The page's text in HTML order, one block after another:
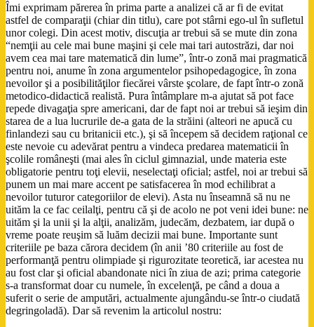
Îmi exprimam părerea în prima parte a analizei că ar fi de evitat
astfel de comparaţii (chiar din titlu), care pot stârni ego-ul în sufletul
unor colegi. Din acest motiv, discuţia ar trebui să se mute din zona
“nemţii au cele mai bune maşini şi cele mai tari autostrăzi, dar noi
avem cea mai tare matematică din lume”, într-o zonă mai pragmatică
pentru noi, anume în zona argumentelor psihopedagogice, în zona
nevoilor şi a posibilităţilor fiecărei vârste şcolare, de fapt într-o zonă
metodico-didactică realistă. Pura întâmplare m-a ajutat să pot face
repede divagaţia spre americani, dar de fapt noi ar trebui să ieşim din
starea de a lua lucrurile de-a gata de la străini (alteori ne apucă cu
finlandezi sau cu britanicii etc.), şi să începem să decidem raţional ce
este nevoie cu adevărat pentru a vindeca predarea matematicii în
şcolile româneşti (mai ales în ciclul gimnazial, unde materia este
obligatorie pentru toţi elevii, neselectaţi oficial; astfel, noi ar trebui să
punem un mai mare accent pe satisfacerea în mod echilibrat a
nevoilor tuturor categoriilor de elevi). Asta nu înseamnă să nu ne
uităm la ce fac ceilalţi, pentru că şi de acolo ne pot veni idei bune: ne
uităm şi la unii şi la alţii, analizăm, judecăm, dezbatem, iar după o
vreme poate reuşim să luăm decizii mai bune. Importante sunt
criteriile pe baza cărora decidem (în anii ’80 criteriile au fost de
performanţă pentru olimpiade şi rigurozitate teoretică, iar acestea nu
au fost clar şi oficial abandonate nici în ziua de azi; prima categorie
s-a transformat doar cu numele, în excelenţă, pe când a doua a
suferit o serie de amputări, actualmente ajungându-se într-o ciudată
degringoladă). Dar să revenim la articolul nostru: